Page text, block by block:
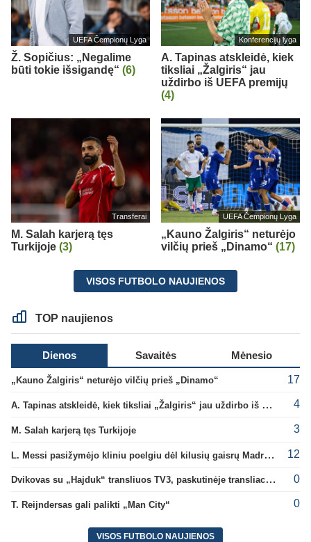
UEFA Čempionų Lyga
Ž. Sopičius: „Negalime
būti tokie išsigandę“ (6)
Konferencijų lyga
A. Tapinas atskleidė, kiek
tiksliai „Žalgiris“ jau
uždirbo iš UEFA premijų
(4)
Transferai
M. Salah karjerą tęs
Turkijoje (3)
UEFA Čempionų Lyga
„Kauno Žalgiris“ neturėjo
vilčių prieš „Dinamo“ (17)
VISOS FUTBOLO NAUJIENOS
TOP naujienos
Dienos Savaitės Mėnesio
„Kauno Žalgiris“ neturėjo vilčių prieš „Dinamo“ 17
A. Tapinas atskleidė, kiek tiksliai „Žalgiris“ jau uždirbo iš UEFA premijų 4
M. Salah karjerą tęs Turkijoje 3
L. Messi pasižymėjo kliniu poelgiu dėl kilusių gaisrų Madride 12
Dvikovas su „Hajduk“ transliuos TV3, paskutinėje transliacijoje – nauji rekordai 0
T. Reijndersas gali palikti „Man City“ 0
VISOS FUTBOLO NAUJIENOS